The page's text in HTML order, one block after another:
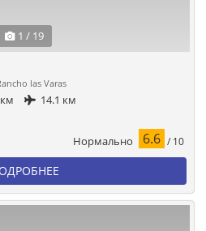
1 / 19
las Varas
14.1 км
Нормально 6.6 / 10